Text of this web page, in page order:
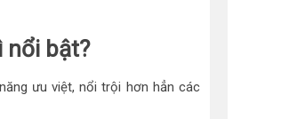
nổi bật?
ưu việt, nổi trội hơn hẳn các